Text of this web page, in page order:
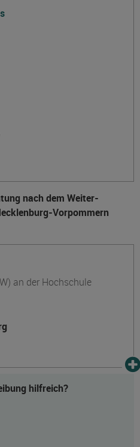
nach dem Weiter­
Vorpommern
an der Hochschule
hilfreich?